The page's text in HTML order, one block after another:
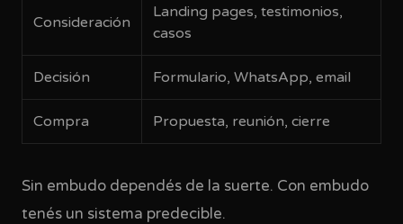
Consideración
Landing pages, testimonios,
casos
Decisión Formulario, WhatsApp, email
Compra Propuesta, reunión, cierre
Sin embudo dependés de la suerte. Con embudo
tenés un sistema predecible.